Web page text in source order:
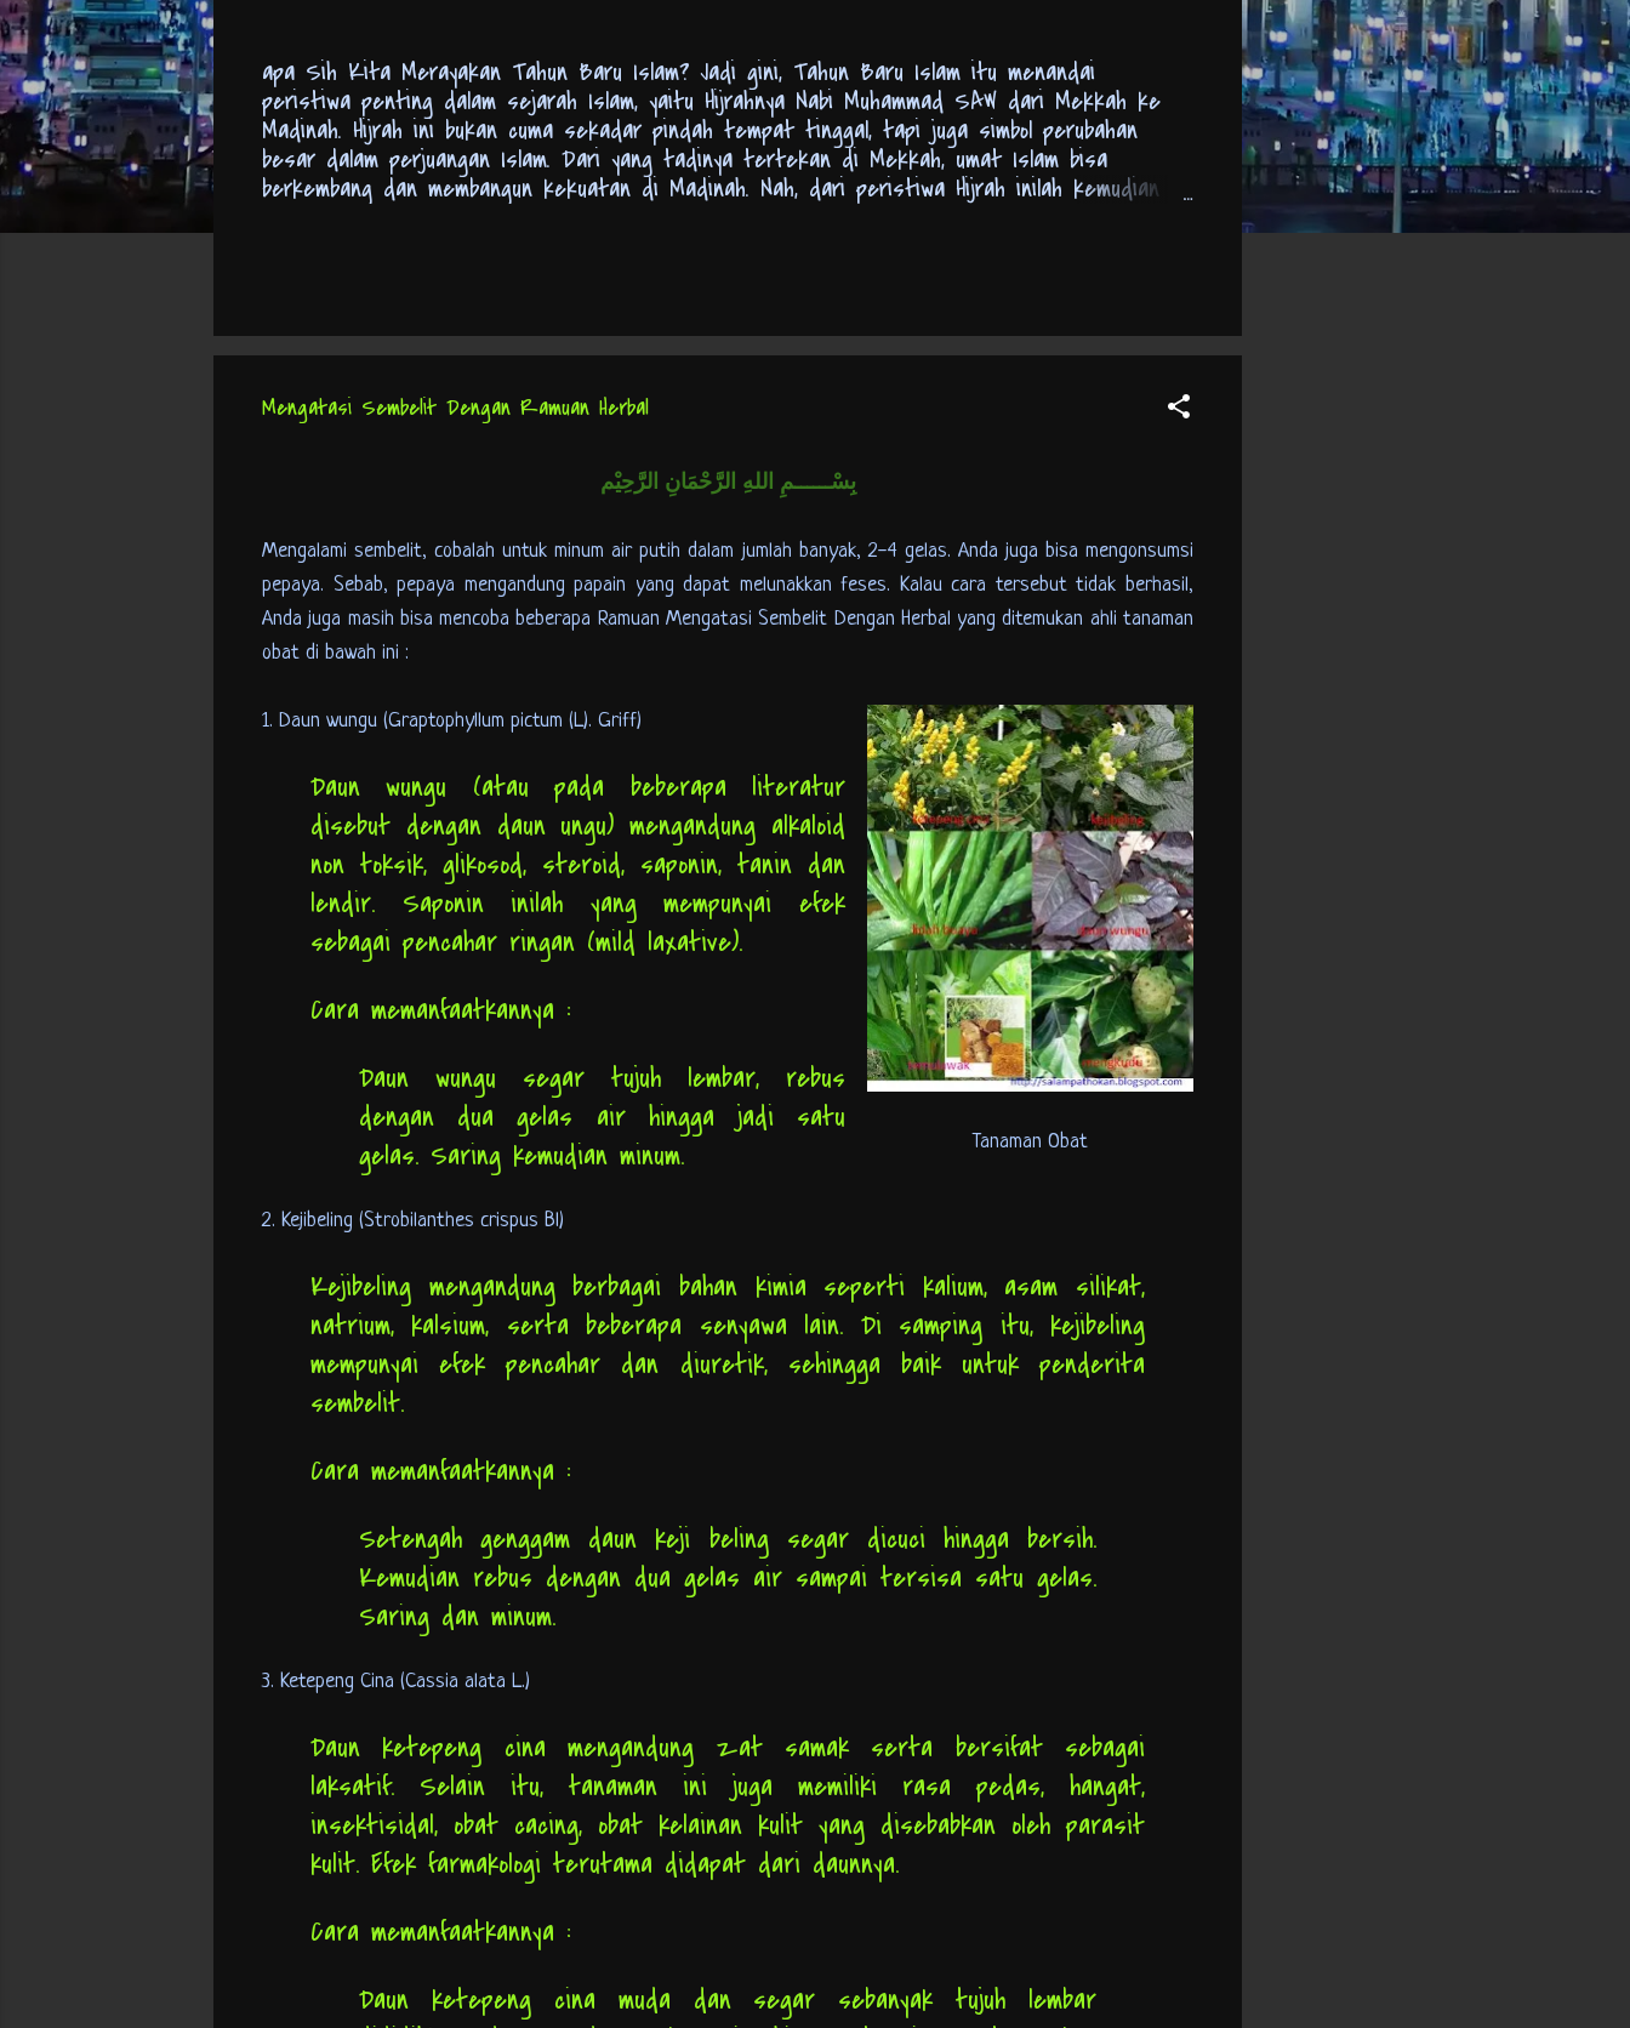
apa Sih Kita Merayakan Tahun Baru Islam? Jadi gini, Tahun Baru Islam itu menandai
peristiwa penting dalam sejarah Islam, yaitu Hijrahnya Nabi Muhammad SAW dari Mekkah ke
Madinah. Hijrah ini bukan cuma sekadar pindah tempat tinggal, tapi juga simbol perubahan
besar dalam perjuangan Islam. Dari yang tadinya tertekan di Mekkah, umat Islam bisa
berkembang dan membangun kekuatan di Madinah. Nah, dari peristiwa Hijrah inilah kemudian
Baru Islam 1447 Hijriyah." "Semoga di tahun baru ini, kita semua bisa menjadi pribadi yang lebih
baik lagi." "Tahun baru, semangat baru! Mari kita tingkatkan iman dan taqwa kita kepada ...
Mengatasi Sembelit Dengan Ramuan Herbal
بِسْــــــمِ اللهِ الرَّحْمَانِ الرَّحِيْم
Mengalamisembelit, cobalah untuk minum air putih dalam jumlah banyak, 2-4 gelas. Anda juga bisa mengonsumsi
pepaya. Sebab, pepaya mengandung papain yang dapat melunakkan feses. Kalau cara tersebut tidak berhasil,
Anda juga masih bisa mencoba beberapa Ramuan Mengatasi Sembelit Dengan Herbal yang ditemukan ahli tanaman
obat di bawah ini :
Tanaman Obat
1. Daun wungu (Graptophyllum pictum (L). Griff)
Daun wungu (atau pada beberapa literatur
disebut dengan daun ungu) mengandung alkaloid
non toksik, glikosod, steroid, saponin, tanin dan
lendir. Saponin inilah yang mempunyai efek
sebagai pencahar ringan (mild laxative).
Cara memanfaatkannya :
Daun wungu segar tujuh lembar, rebus
dengan dua gelas air hingga jadi satu
gelas. Saring kemudian minum.
2. Kejibeling (Strobilanthes crispus Bl)
Kejibeling mengandung berbagai bahan kimia seperti kalium, asam silikat,
natrium, kalsium, serta beberapa senyawa lain. Di samping itu, kejibeling
mempunyai efek pencahar dan diuretik, sehingga baik untuk penderita
sembelit.
Cara memanfaatkannya :
Setengah genggam daun keji beling segar dicuci hingga bersih.
Kemudian rebus dengan dua gelas air sampai tersisa satu gelas.
Saring dan minum.
3. Ketepeng Cina (Cassia alata L.)
Daun ketepeng cina mengandung zat samak serta bersifat sebagai
laksatif. Selain itu, tanaman ini juga memiliki rasa pedas, hangat,
insektisidal, obat cacing, obat kelainan kulit yang disebabkan oleh parasit
kulit. Efek farmakologi terutama didapat dari daunnya.
Cara memanfaatkannya :
Daun ketepeng cina muda dan segar sebanyak tujuh lembar